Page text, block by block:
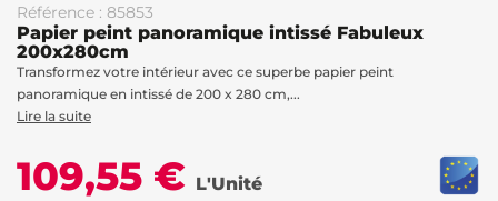
Référence : 85853
Papier peint panoramique intissé Fabuleux
200x280cm
Transformez votre intérieur avec ce superbe papier peint
panoramique en intissé de 200 x 280 cm,...
Lire la suite
109,55 € L'Unité